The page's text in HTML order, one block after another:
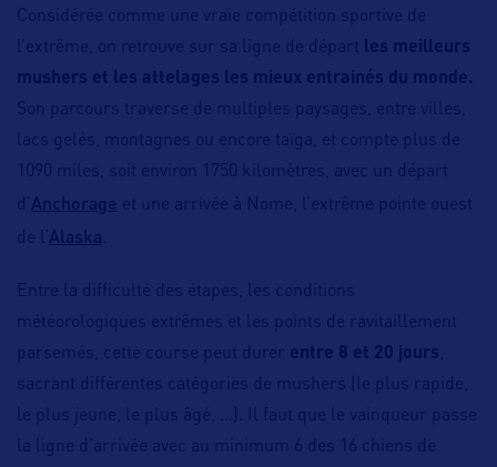
Considérée comme une vraie compétition sportive de
l’extrême, on retrouve sur sa ligne de départ
les meilleurs
mushers et les attelages les mieux entrainés du monde.
Son parcours traverse de multiples paysages, entre villes,
lacs gelés, montagnes ou encore taïga, et compte plus de
1090 miles, soit environ 1750 kilomètres, avec un départ
d’ Anchorage et une arrivée à Nome, l’extrême pointe ouest
de l’ Alaska
Entre la difficulté des étapes, les conditions
météorologiques extrêmes et les points de ravitaillement
parsemés, cette course peut durer entre 8 et 20 jours
sacrant différentes catégories de mushers (le plus rapide,
le plus jeune, le plus âgé, …). Il faut que le vainqueur passe
la ligne d’arrivée avec au minimum 6 des 16 chiens de